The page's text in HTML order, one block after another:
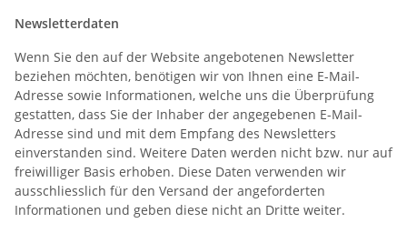
Newsletterdaten
Wenn Sie den auf der Website angebotenen Newsletter
beziehen möchten, benötigen wir von Ihnen eine E-Mail-
Adresse sowie Informationen, welche uns die Überprüfung
gestatten, dass Sie der Inhaber der angegebenen E-Mail-
Adresse sind und mit dem Empfang des Newsletters
einverstanden sind. Weitere Daten werden nicht bzw. nur auf
freiwilliger Basis erhoben. Diese Daten verwenden wir
ausschliesslich für den Versand der angeforderten
Informationen und geben diese nicht an Dritte weiter.